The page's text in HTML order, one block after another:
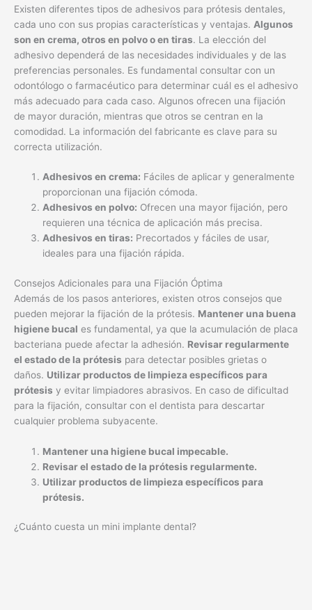
Existen diferentes tipos de adhesivos para prótesis dentales,
cada uno con sus propias características y ventajas. Algunos
son en crema, otros en polvo o en tiras. La elección del
adhesivo dependerá de las necesidades individuales y de las
preferencias personales. Es fundamental consultar con un
odontólogo o farmacéutico para determinar cuál es el adhesivo
más adecuado para cada caso. Algunos ofrecen una fijación
de mayor duración, mientras que otros se centran en la
comodidad. La información del fabricante es clave para su
correcta utilización.
Adhesivos en crema: Fáciles de aplicar y generalmente
proporcionan una fijación cómoda.
Adhesivos en polvo: Ofrecen una mayor fijación, pero
requieren una técnica de aplicación más precisa.
Adhesivos en tiras: Precortados y fáciles de usar,
ideales para una fijación rápida.
Consejos Adicionales para una Fijación Óptima
Además de los pasos anteriores, existen otros consejos que
pueden mejorar la fijación de la prótesis. Mantener una buena
higiene bucal es fundamental, ya que la acumulación de placa
bacteriana puede afectar la adhesión. Revisar regularmente
el estado de la prótesis para detectar posibles grietas o
daños. Utilizar productos de limpieza específicos para
prótesis y evitar limpiadores abrasivos. En caso de dificultad
para la fijación, consultar con el dentista para descartar
cualquier problema subyacente.
Mantener una higiene bucal impecable.
Revisar el estado de la prótesis regularmente.
Utilizar productos de limpieza específicos para
prótesis.
¿Cuánto cuesta un mini implante dental?